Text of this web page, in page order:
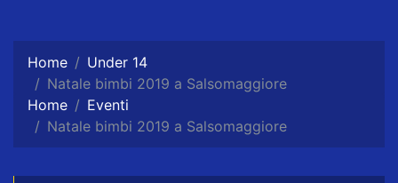
Home
Under 14
Natale bimbi 2019 a Salsomaggiore
Home
Eventi
Natale bimbi 2019 a Salsomaggiore